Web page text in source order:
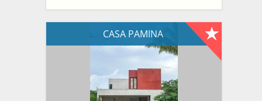
CASA PAMINA